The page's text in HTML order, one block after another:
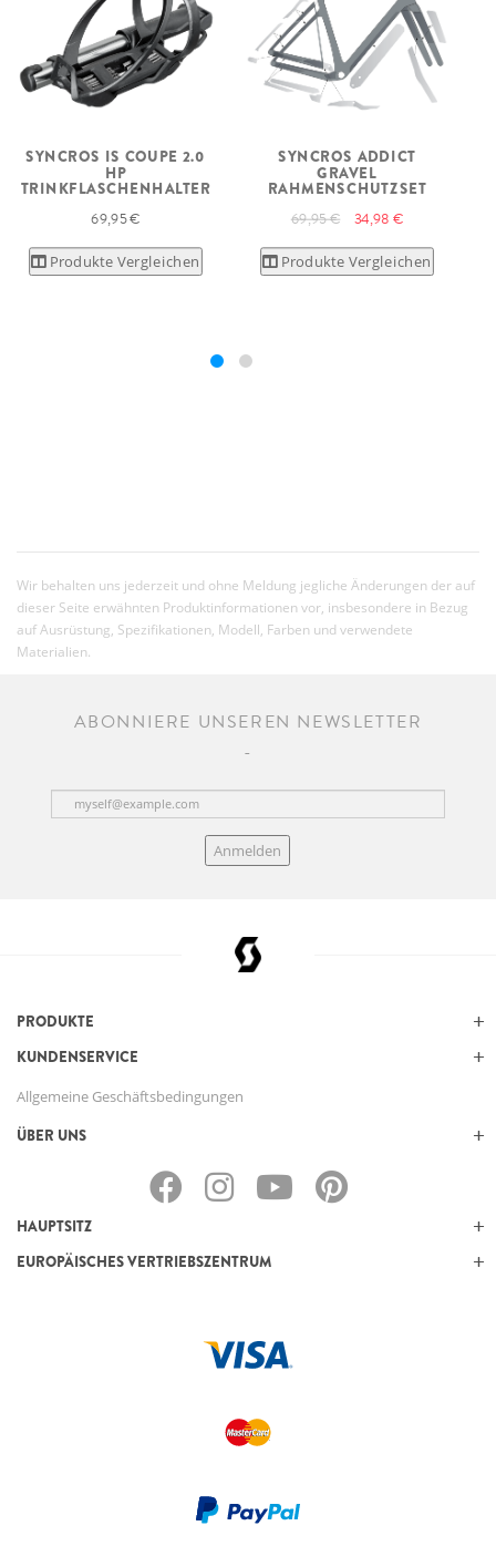
SYNCROS IS COUPE 2.0
HP
TRINKFLASCHENHALTER
69,95 €
Produkte Vergleichen
SYNCROS ADDICT
GRAVEL
RAHMENSCHUTZSET
69,95 € 34,98 €
Produkte Vergleichen
Wir behalten uns jederzeit und ohne Meldung jegliche Änderungen der auf
dieser Seite erwähnten Produktinformationen vor, insbesondere in Bezug
auf Ausrüstung, Spezifikationen, Modell, Farben und verwendete
Materialien.
ABONNIERE UNSEREN NEWSLETTER
Anmelden
PRODUKTE
KUNDENSERVICE
Allgemeine Geschäftsbedingungen
ÜBER UNS
HAUPTSITZ
EUROPÄISCHES VERTRIEBSZENTRUM